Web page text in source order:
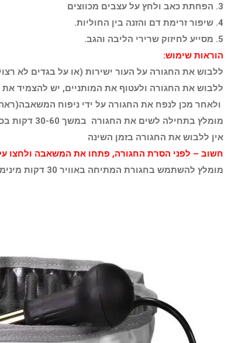
3. הפחתת כאב ולחץ על עצבים מכווצים
4. שיפור זרימת דם והזנה בין החוליות.
5. מסייע לחיזוק שרירי הליבה והגב.
הוראות שימוש:
ללבוש את החגורה על העור ישירות (או על בגדים לא
ללבוש את החגורה ולעטוף את המותניים, יש להצמיד את
ולאחר מכן לנפח את החגורה על ידי ניפוח
מומלץ בתחילה לשים את החגורה במשך 30-60 דקות בכל פעם. אם אין תופעות לוואי או כאב אז זמן השימוש יכול להיות מורחב מעת לעת.
אין ללבוש את החגורה בזמן השינה
חשוב – לפני הסרת החגורה, פתחו את המשאבה ולחצו על
מומלץ להשתמש בחגורת המתיחה באוויר 30 דקות מינימום פעמיים ביום לקבלת תוצאות והחלמה.